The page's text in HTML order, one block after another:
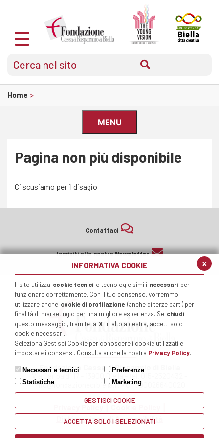
x
INFORMATIVA COOKIE
Il sito utilizza cookie tecnici o tecnologie simili necessari per
funzionare correttamente. Con il tuo consenso, vorremmo
utilizzare anche cookie di profilazione (anche di terze parti) per
finalità di marketing o per una migliore esperienza. Se chiudi
questo messaggio, tramite la X in alto a destra, accetti solo i
cookie necessari.
Seleziona Gestisci Cookie per conoscere i cookie utilizzati e
impostare i consensi. Consulta anche la nostra Privacy Policy.
Necessari e tecnici
Preferenze
Statistiche
Marketing
GESTISCI COOKIE
ACCETTA SOLO I SELEZIONATI
Home >
MENU
Pagina non più disponibile
Ci scusiamo per il disagio
Contattaci
Iscriviti alla nostraNewsletter
Fondazione Cassa di Risparmio di Biella
Via Garibaldi 17 - 13900 Biella - tel. 015-2520432 -
info@fondazionecrbiella.it - C.F. 90026640020
Privacy Policy
Cookie Policy
Dichiarazione di Accessibilità